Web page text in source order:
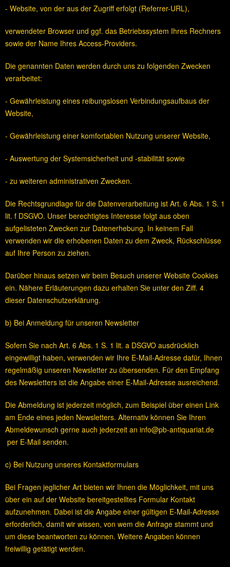
- Website, von der aus der Zugriff erfolgt (Referrer-URL),
verwendeter Browser und ggf. das Betriebssystem Ihres Rechners
sowie der Name Ihres Access-Providers.
Die genannten Daten werden durch uns zu folgenden Zwecken
verarbeitet:
- Gewährleistung eines reibungslosen Verbindungsaufbaus der
Website,
- Gewährleistung einer komfortablen Nutzung unserer Website,
- Auswertung der Systemsicherheit und -stabilität sowie
- zu weiteren administrativen Zwecken.
Die Rechtsgrundlage für die Datenverarbeitung ist Art. 6 Abs. 1 S. 1
lit. f DSGVO. Unser berechtigtes Interesse folgt aus oben
aufgelisteten Zwecken zur Datenerhebung. In keinem Fall
verwenden wir die erhobenen Daten zu dem Zweck, Rückschlüsse
auf Ihre Person zu ziehen.
Darüber hinaus setzen wir beim Besuch unserer Website Cookies
ein. Nähere Erläuterungen dazu erhalten Sie unter den Ziff. 4
dieser Datenschutzerklärung.
b) Bei Anmeldung für unseren Newsletter
Sofern Sie nach Art. 6 Abs. 1 S. 1 lit. a DSGVO ausdrücklich
eingewilligt haben, verwenden wir Ihre E-Mail-Adresse dafür, Ihnen
regelmäßig unseren Newsletter zu übersenden. Für den Empfang
des Newsletters ist die Angabe einer E-Mail-Adresse ausreichend.
Die Abmeldung ist jederzeit möglich, zum Beispiel über einen Link
am Ende eines jeden Newsletters. Alternativ können Sie Ihren
Abmeldewunsch gerne auch jederzeit an info@pb-antiquariat.de
per E-Mail senden.
c) Bei Nutzung unseres Kontaktformulars
Bei Fragen jeglicher Art bieten wir Ihnen die Möglichkeit, mit uns
über ein auf der Website bereitgestelltes Formular Kontakt
aufzunehmen. Dabei ist die Angabe einer gültigen E-Mail-Adresse
erforderlich, damit wir wissen, von wem die Anfrage stammt und
um diese beantworten zu können. Weitere Angaben können
freiwillig getätigt werden.